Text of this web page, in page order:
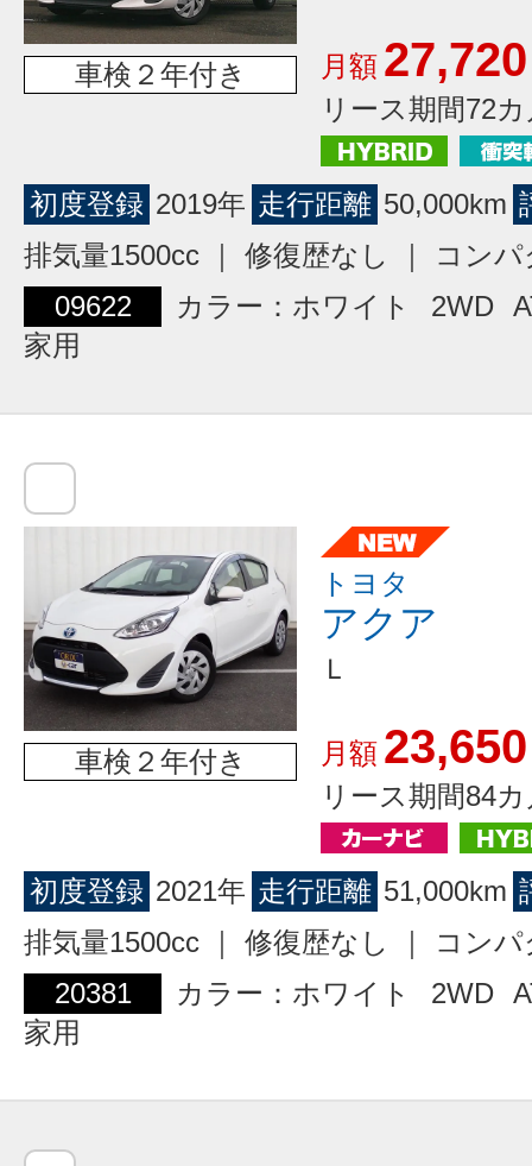
車検２年付き 月額 27,720
リース期間72
初度登録 2019年 走行距離 50,000km
排気量1500cc ｜ 修復歴なし ｜ コン
09622
カラー：ホワイト 2WD
家用
車検２年付き
トヨタ
アクア
Ｌ
月額 23,650
リース期間84
初度登録 2021年 走行距離 51,000km
排気量1500cc ｜ 修復歴なし ｜ コン
20381
カラー：ホワイト 2WD
家用